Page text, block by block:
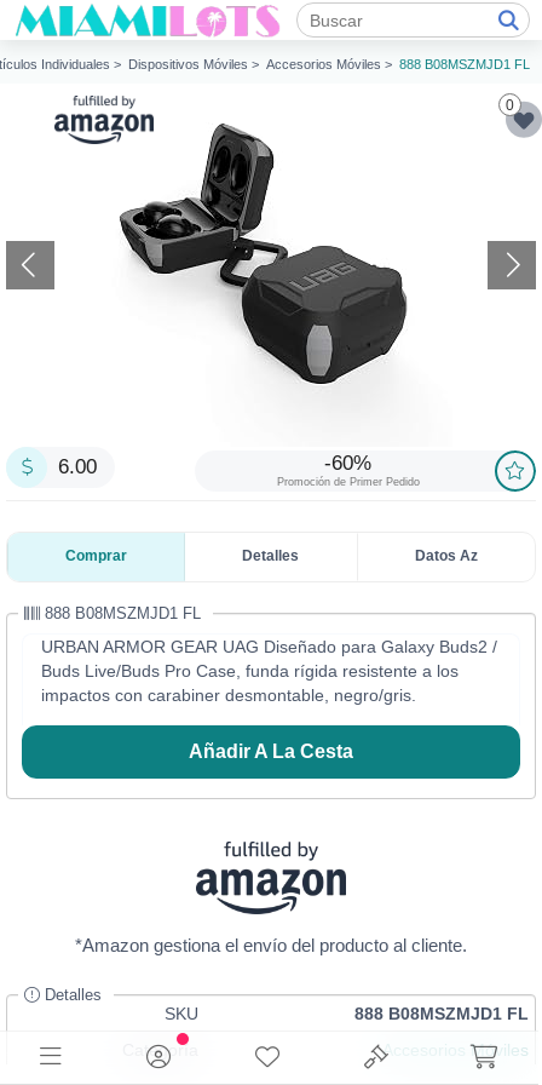
Individuales > Dispositivos Móviles > Accesorios Móviles > 888 B08MSZMJD1 FL
0
6.00 -60%
Promoción de Primer Pedido
Comprar Detalles Datos Az
888 B08MSZMJD1 FL
URBAN ARMOR GEAR UAG Diseñado para Galaxy Buds2 /
Buds Live/Buds Pro Case, funda rígida resistente a los
impactos con carabiner desmontable, negro/gris.
Añadir A La Cesta
*Amazon gestiona el envío del producto al cliente.
Detalles
SKU
888 B08MSZMJD1 FL
Categoría
Accesorios Móviles